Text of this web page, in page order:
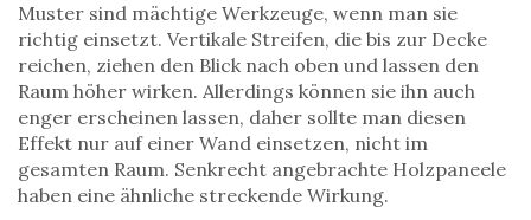
Muster sind mächtige Werkzeuge, wenn man sie
richtig einsetzt. Vertikale Streifen, die bis zur Decke
reichen, ziehen den Blick nach oben und lassen den
Raum höher wirken. Allerdings können sie ihn auch
enger erscheinen lassen, daher sollte man diesen
Effekt nur auf einer Wand einsetzen, nicht im
gesamten Raum. Senkrecht angebrachte Holzpaneele
haben eine ähnliche streckende Wirkung.